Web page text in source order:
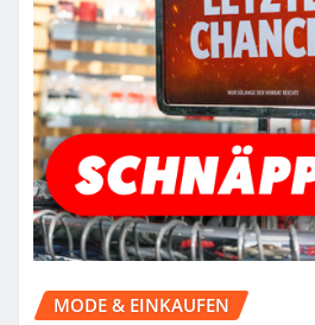
MODE & EINKAUFEN